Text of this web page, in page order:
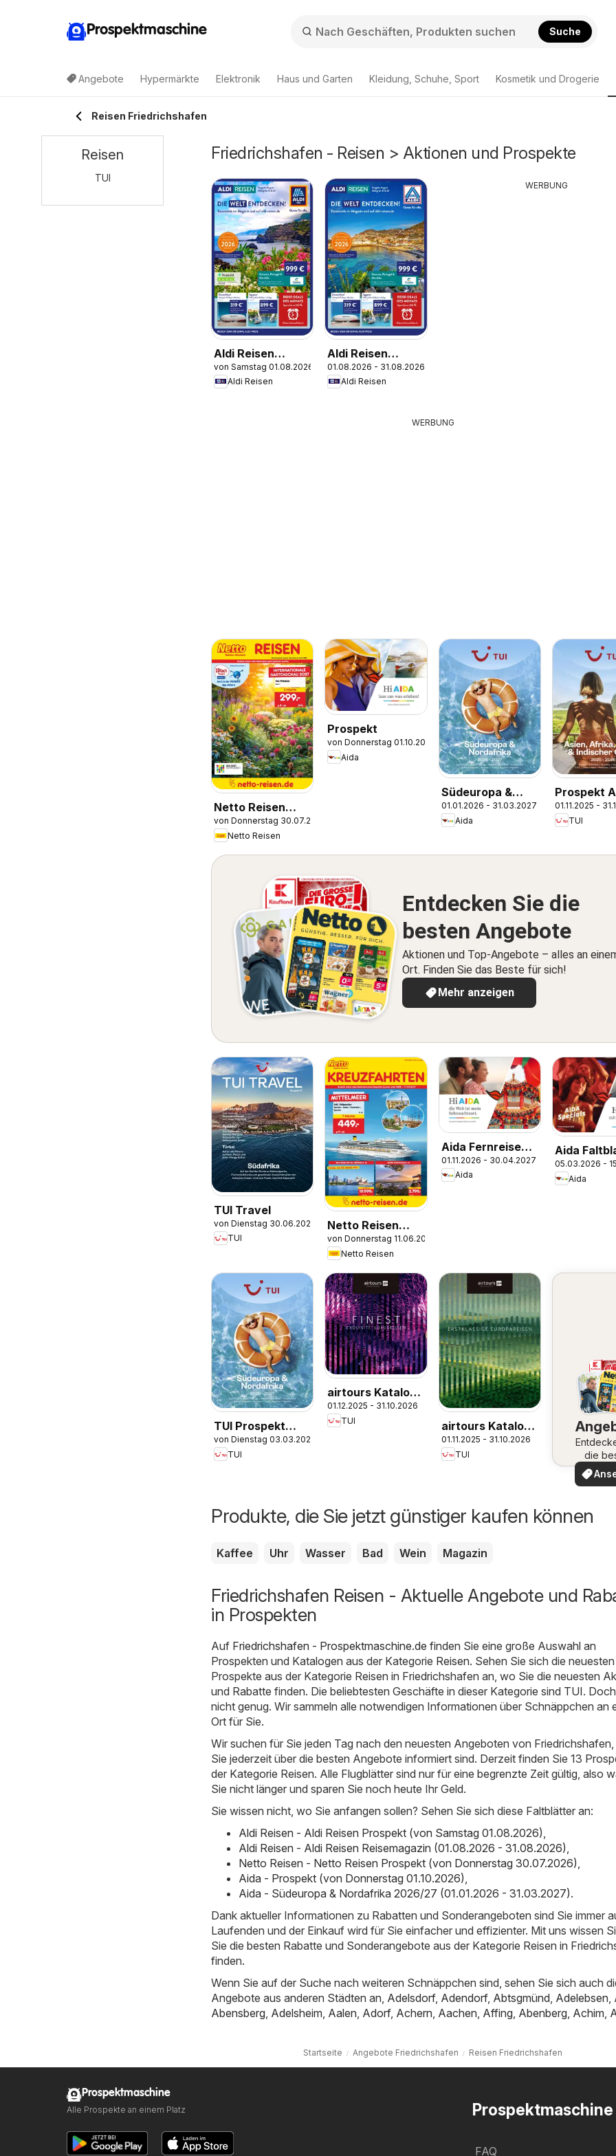
Prospektmaschine Suche
Angebote Hypermärkte Elektronik Haus und Garten Kleidung, Schuhe, Sport Kosmetik und Drogerie
Reisen Friedrichshafen
Friedrichshafen - Reisen > Aktionen und Prospekte
Aldi Reisen
Prospekt
von Samstag 01.08.2026
Aldi Reisen
Aldi Reisen
Reisemagazin
01.08.2026 - 31.08.2026
Aldi Reisen
WERBUNG
WERBUNG
Netto Reisen
Prospekt
von Donnerstag 30.07.2026
Netto Reisen
Prospekt
von Donnerstag 01.10.2026
Aida
Südeuropa &
Nordafrika
2026/27
01.01.2026 - 31.03.2027
Aida
Prospekt
Afrika,
Indischer
01.11.2025 -
TUI
Entdecken Sie die
besten Angebote
Aktionen und Top-Angebote – alles an
Ort. Finden Sie das Beste für sich!
Mehr anzeigen
TUI Travel
von Dienstag 30.06.2026
TUI
Netto Reisen
Kreuzfahrten
von Donnerstag 11.06.2026
Netto Reisen
Aida Fernreisen
Winter
2026/2027
01.11.2026 - 30.04.2027
Aida
Aida
Specials
05.03.2026 -
Aida
TUI Prospekt
Südeuropa &
Nordafrika
von Dienstag 03.03.2026
TUI
airtours Katalog
Finest 2025/26
01.12.2025 - 31.10.2026
TUI
airtours Katalog
Europareisen
2025/26
01.11.2025 - 31.10.2026
TUI
die
Produkte, die Sie jetzt günstiger kaufen können
Kaffee Uhr Wasser Bad Wein Magazin
Friedrichshafen Reisen - Aktuelle Angebote und
in Prospekten
Auf Friedrichshafen - Prospektmaschine.de finden Sie eine große Auswahl an
Prospekten und Katalogen aus der Kategorie Reisen. Sehen Sie sich die neuesten
Prospekte aus der Kategorie Reisen in Friedrichshafen an, wo Sie die neuesten
und Rabatte finden. Die beliebtesten Geschäfte in dieser Kategorie sind TUI.
nicht genug. Wir sammeln alle notwendigen Informationen über Schnäppchen an
Ort für Sie.
Wir suchen für Sie jeden Tag nach den neuesten Angeboten von
Sie jederzeit über die besten Angebote informiert sind. Derzeit finden Sie 13
der Kategorie Reisen. Alle Flugblätter sind nur für eine begrenzte Zeit gültig, also
Sie nicht länger und sparen Sie noch heute Ihr Geld.
Sie wissen nicht, wo Sie anfangen sollen? Sehen Sie sich diese Faltblätter an:
Aldi Reisen - Aldi Reisen Prospekt (von Samstag 01.08.2026),
Aldi Reisen - Aldi Reisen Reisemagazin (01.08.2026 - 31.08.2026),
Netto Reisen - Netto Reisen Prospekt (von Donnerstag 30.07.2026),
Aida - Prospekt (von Donnerstag 01.10.2026),
Aida - Südeuropa & Nordafrika 2026/27 (01.01.2026 - 31.03.2027).
Dank aktueller Informationen zu Rabatten und Sonderangeboten sind Sie immer
Laufenden und der Einkauf wird für Sie einfacher und effizienter. Mit uns wissen
Sie die besten Rabatte und Sonderangebote aus der Kategorie Reisen in
finden.
Wenn Sie auf der Suche nach weiteren Schnäppchen sind, sehen Sie sich auch
Angebote aus anderen Städten an, Adelsdorf, Adendorf, Abtsgmünd, Adelebsen,
Abensberg, Adelsheim, Aalen, Adorf, Achern, Aachen, Affing, Abenberg, Achim,
Startseite Angebote Friedrichshafen Reisen Friedrichshafen
Reisen
TUI
Prospektmaschine
FAQ
Prospektmaschine
Alle Prospekte an einem Platz